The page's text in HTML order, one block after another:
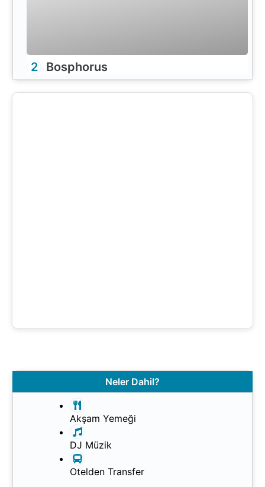
2 Bosphorus
Neler Dahil?
Akşam Yemeği
DJ Müzik
Otelden Transfer